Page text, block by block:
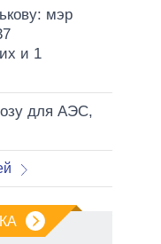
мэр
и 1
для АЭС,